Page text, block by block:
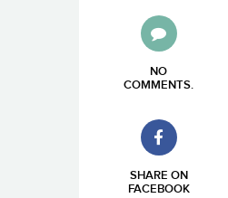
NO
COMMENTS.
SHARE ON
FACEBOOK